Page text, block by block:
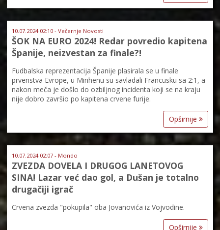
10.07.2024 02:10 - Večernje Novosti
ŠOK NA EURO 2024! Redar povredio kapitena
Španije, neizvestan za finale?!
Fudbalska reprezentacija Španije plasirala se u finale
prvenstva Evrope, u Minhenu su savladali Francusku sa 2:1, a
nakon meča je došlo do ozbiljnog incidenta koji se na kraju
nije dobro završio po kapitena crvene furije.
Opširnije
10.07.2024 02:07 - Mondo
ZVEZDA DOVELA I DRUGOG LANETOVOG
SINA! Lazar već dao gol, a Dušan je totalno
drugačiji igrač
Crvena zvezda "pokupila" oba Jovanovića iz Vojvodine.
Opširnije